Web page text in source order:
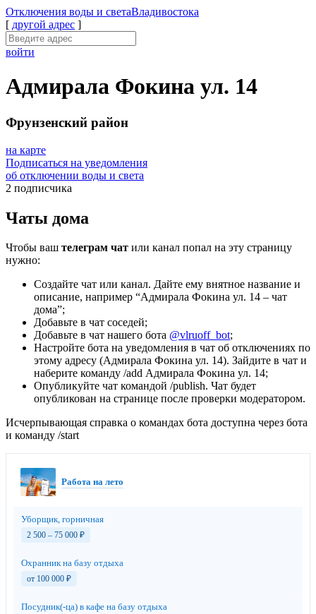
Отключения воды и светаВладивостока
[ другой адрес ]
войти
Адмирала Фокина ул. 14
Фрунзенский район
на карте
Подписаться на уведомления
об отключении воды и света
2 подписчика
Чаты дома
Чтобы ваш телеграм чат или канал попал на эту страницу
нужно:
Создайте чат или канал. Дайте ему внятное название и
описание, например “Адмирала Фокина ул. 14 – чат
дома”;
Добавьте в чат соседей;
Добавьте в чат нашего бота @vlruoff_bot;
Настройте бота на уведомления в чат об отключениях по
этому адресу (Адмирала Фокина ул. 14). Зайдите в чат и
наберите команду /add Адмирала Фокина ул. 14;
Опубликуйте чат командой /publish. Чат будет
опубликован на странице после проверки модератором.
Исчерпывающая справка о командах бота доступна через бота
и команду /start
Работа на лето
Уборщик, горничная
2 500 – 75 000 ₽
Охранник на базу отдыха
от 100 000 ₽
Посудник(-ца) в кафе на базу отдыха